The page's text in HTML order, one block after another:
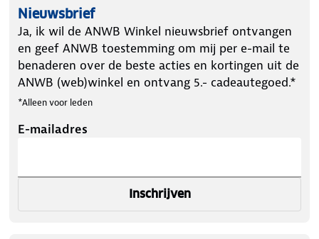
Nieuwsbrief
Ja, ik wil de ANWB Winkel nieuwsbrief ontvangen
en geef ANWB toestemming om mij per e-mail te
benaderen over de beste acties en kortingen uit de
ANWB (web)winkel en ontvang 5.- cadeautegoed.*
*Alleen voor leden
E-mailadres
Inschrijven